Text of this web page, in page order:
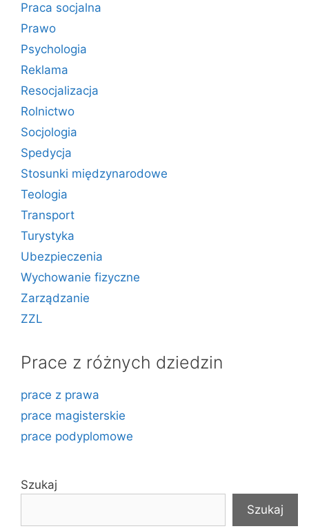
Praca socjalna
Prawo
Psychologia
Reklama
Resocjalizacja
Rolnictwo
Socjologia
Spedycja
Stosunki międzynarodowe
Teologia
Transport
Turystyka
Ubezpieczenia
Wychowanie fizyczne
Zarządzanie
ZZL
Prace z różnych dziedzin
prace z prawa
prace magisterskie
prace podyplomowe
Szukaj
Szukaj